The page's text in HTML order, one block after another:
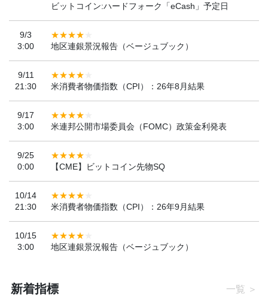
ビットコイン:ハードフォーク「eCash」予定日
9/3
3:00
地区連銀景況報告（ベージュブック）
9/11
21:30
米消費者物価指数（CPI）：26年8月結果
9/17
3:00
米連邦公開市場委員会（FOMC）政策金利発表
9/25
0:00
【CME】ビットコイン先物SQ
10/14
21:30
米消費者物価指数（CPI）：26年9月結果
10/15
3:00
地区連銀景況報告（ベージュブック）
新着指標 一覧